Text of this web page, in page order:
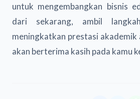
untuk mengembangkan bisnis
dari sekarang, ambil
meningkatkan prestasi akademik
akan berterima kasih pada